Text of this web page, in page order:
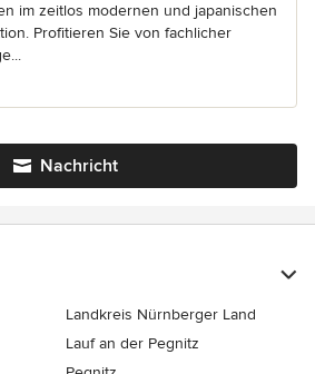
im zeitlos modernen und japanischen
Profitieren Sie von fachlicher
Nachricht
Landkreis Nürnberger Land
Lauf an der Pegnitz